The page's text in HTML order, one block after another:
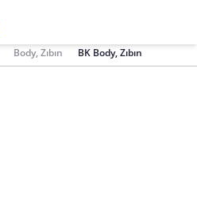
Body, Zıbın BK Body, Zıbın